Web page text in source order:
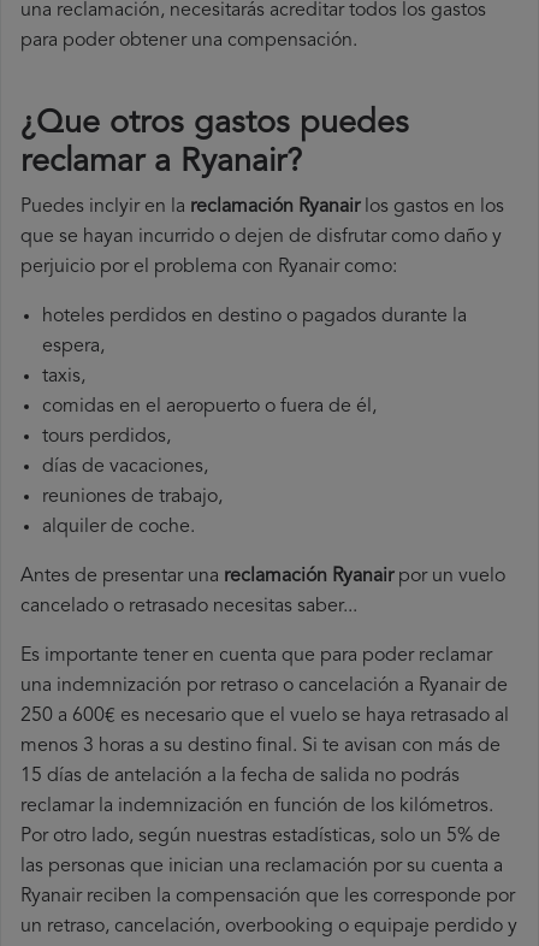
una reclamación, necesitarás acreditar todos los gastos
para poder obtener una compensación.
¿Que otros gastos puedes
reclamar a Ryanair​?
Puedes inclyir en la reclamación Ryanairlos gastos en los
que se hayan incurrido o dejen de disfrutar como daño y
perjuicio por el problema con Ryanair como:
hoteles perdidos en destino o pagados durante la
espera,
taxis,
comidas en el aeropuerto o fuera de él,
tours perdidos,
días de vacaciones,
reuniones de trabajo,
alquiler de coche.
Antes de presentar una reclamación Ryanairpor un vuelo
cancelado o retrasado necesitas saber...
Es importante tener en cuenta que para poder reclamar
una indemnización por retraso o cancelación a Ryanair de
250 a 600€ es necesario que el vuelo se haya retrasado al
menos 3 horas a su destino final. Si te avisan con más de
15 días de antelación a la fecha de salida no podrás
reclamar la indemnización en función de los kilómetros.
Por otro lado, según nuestras estadísticas, solo un 5% de
las personas que inician una reclamación por su cuenta a
Ryanair reciben la compensación que les corresponde por
un retraso, cancelación, overbooking o equipaje perdido y